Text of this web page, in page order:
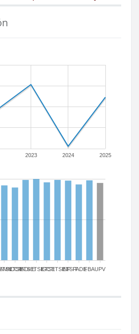
2023 2024 2025
ETSIADI
ETSIEETSIGCT
ETSIIETSINFETSITFADEFBAUPV